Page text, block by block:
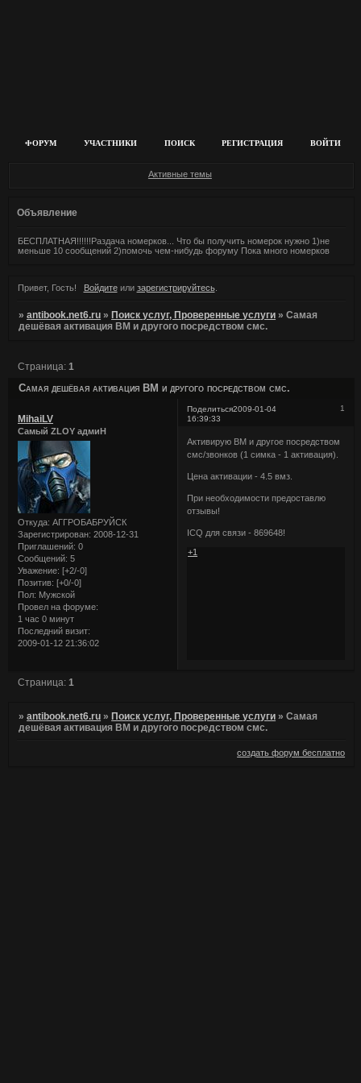
ФОРУМ УЧАСТНИКИ ПОИСК РЕГИСТРАЦИЯ ВОЙТИ
Активные темы
Объявление
БЕСПЛАТНАЯ!!!!!!Раздача номерков... Что бы получить номерок нужно 1)не
меньше 10 сообщений 2)помочь чем-нибудь форуму Пока много номерков
Привет, Гость! Войдитеили зарегистрируйтесь.
»antibook.net6.ru » Поиск услуг, Проверенные услуги »Самая
дешёвая активация ВМ и другого посредством смс.
Самая дешёвая активация ВМ и другого посредством смс.
Страница:1
Поделиться 1
2009-01-04
16:39:33
MihaiLV
Самый ZLOY адмиН
Откуда: АГГРОБАБРУЙСК
Зарегистрирован: 2008-12-31
Приглашений: 0
Сообщений: 5
Уважение: [+2/-0]
Позитив: [+0/-0]
Пол: Мужской
Провел на форуме:
1 час 0 минут
Последний визит:
2009-01-12 21:36:02
Активирую ВМ и другое посредством
смс/звонков (1 симка - 1 активация).
Цена активации - 4.5 вмз.
При необходимости предоставлю
отзывы!
ICQ для связи - 869648!
+1
Страница:1
»antibook.net6.ru »Поиск услуг, Проверенные услуги »Самая
дешёвая активация ВМ и другого посредством смс.
создать форум бесплатно